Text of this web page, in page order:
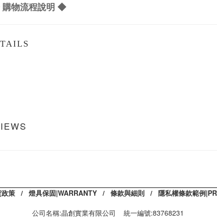
物流程說明 ◆
策/ 燈具保固|WARRANTY/ 條款與細則/ 隱私權條款範例
公司名稱:晶創實業有限公司 統一編號:83768231